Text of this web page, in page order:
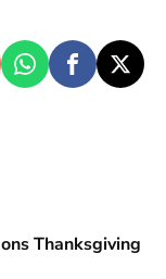
gala in de
Thanksgiving